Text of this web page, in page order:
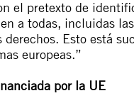
el pretexto de
a todas, incluidas
Esto está
europeas.”
por la UE